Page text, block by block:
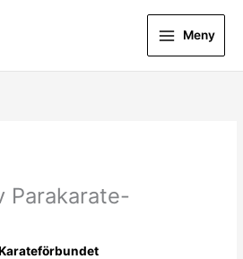
Meny
Parakarate-